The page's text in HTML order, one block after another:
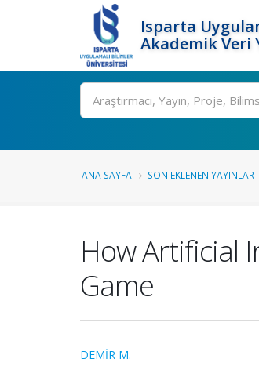
Isparta
Akademik Veri
Ara
ANA SAYFA SON EKLENEN YAYINLAR
How Artificial
Game
DEMİR M.